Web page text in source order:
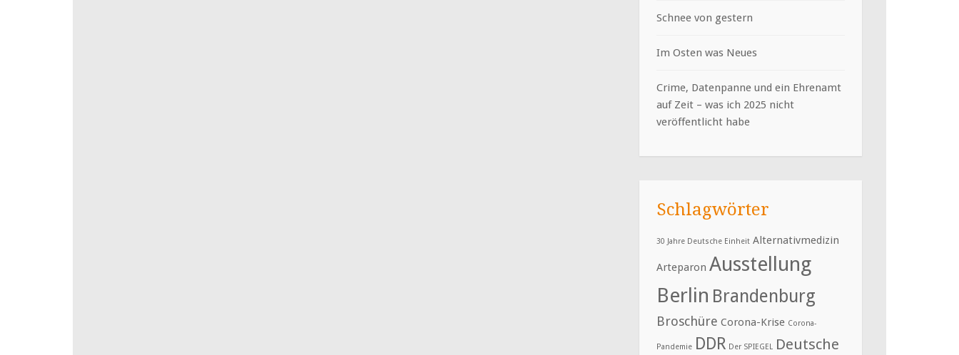
Schnee von gestern
Im Osten was Neues
Crime, Datenpanne und ein Ehrenamt
auf Zeit – was ich 2025 nicht
veröffentlicht habe
Schlagwörter
30 Jahre Deutsche Einheit Alternativmedizin
Arteparon Ausstellung
Berlin Brandenburg
Broschüre Corona-Krise Corona-
Pandemie DDR Der SPIEGEL Deutsche